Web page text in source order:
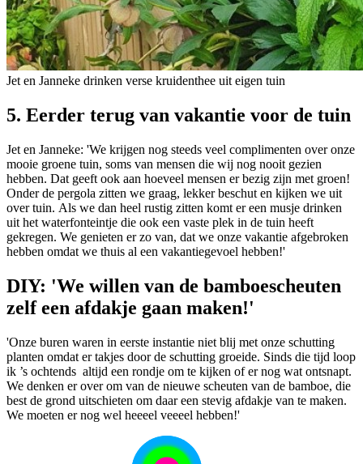
Jet en Janneke drinken verse kruidenthee uit eigen tuin
5. Eerder terug van vakantie voor de tuin
Jet en Janneke: 'We krijgen nog steeds veel complimenten over onze
mooie groene tuin, soms van mensen die wij nog nooit gezien
hebben. Dat geeft ook aan hoeveel mensen er bezig zijn met groen!
Onder de pergola zitten we graag, lekker beschut en kijken we uit
over tuin. Als we dan heel rustig zitten komt er een musje drinken
uit het waterfonteintje die ook een vaste plek in de tuin heeft
gekregen. We genieten er zo van, dat we onze vakantie afgebroken
hebben omdat we thuis al een vakantiegevoel hebben!'
DIY: 'We willen van de bamboescheuten
zelf een afdakje gaan maken!'
'Onze buren waren in eerste instantie niet blij met onze schutting
planten omdat er takjes door de schutting groeide. Sinds die tijd loop
ik ’s ochtends altijd een rondje om te kijken of er nog wat ontsnapt.
We denken er over om van de nieuwe scheuten van de bamboe, die
best de grond uitschieten om daar een stevig afdakje van te maken.
We moeten er nog wel heeeel veeeel hebben!'